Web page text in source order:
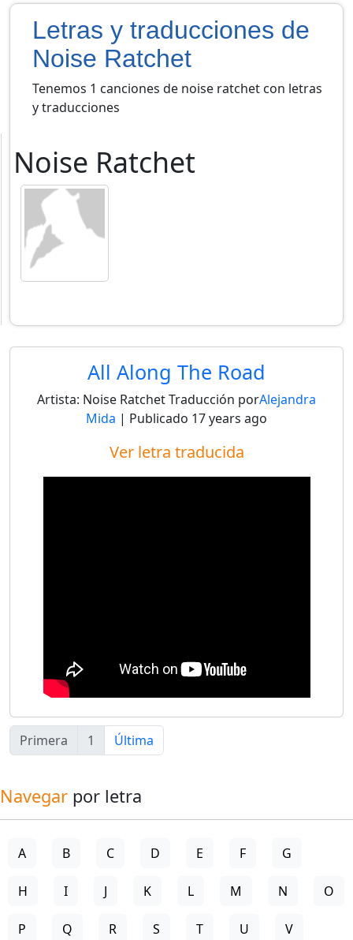
Letras y traducciones de
Noise Ratchet
Tenemos 1 canciones de noise ratchet con letras
y traducciones
Noise Ratchet
All Along The Road
Artista: Noise RatchetTraducción porAlejandra
Mida | Publicado 17 years ago
Ver letra traducida
Primera 1 Última
Navegar por letra
A B C D E F G
H I J K L M N O
P Q R S T U V